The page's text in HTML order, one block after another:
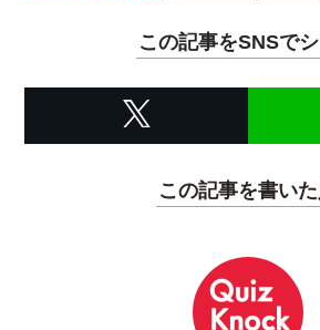
この記事をSNSで
この記事を書い